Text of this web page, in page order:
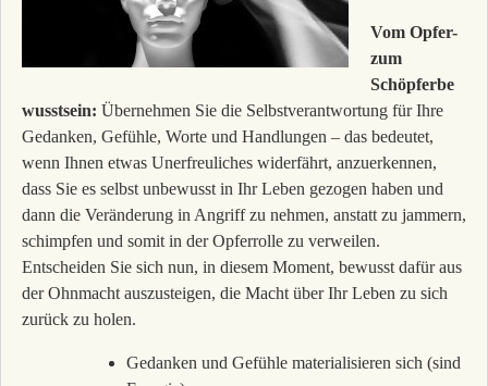
Vom Opfer-
zum
Schöpferbe
wusstsein: Übernehmen Sie die Selbstverantwortung für Ihre
Gedanken, Gefühle, Worte und Handlungen – das bedeutet,
wenn Ihnen etwas Unerfreuliches widerfährt, anzuerkennen,
dass Sie es selbst unbewusst in Ihr Leben gezogen haben und
dann die Veränderung in Angriff zu nehmen, anstatt zu jammern,
schimpfen und somit in der Opferrolle zu verweilen.
Entscheiden Sie sich nun, in diesem Moment, bewusst dafür aus
der Ohnmacht auszusteigen, die Macht über Ihr Leben zu sich
zurück zu holen.
Gedanken und Gefühle materialisieren sich (sind